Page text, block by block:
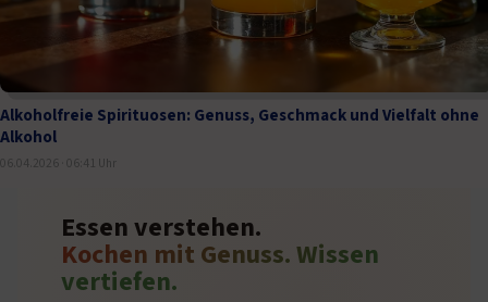
Alkoholfreie Spirituosen: Genuss, Geschmack und Vielfalt ohne
Alkohol
06.04.2026 · 06:41 Uhr
Essen verstehen.
Kochen mit Genuss. Wissen
vertiefen.